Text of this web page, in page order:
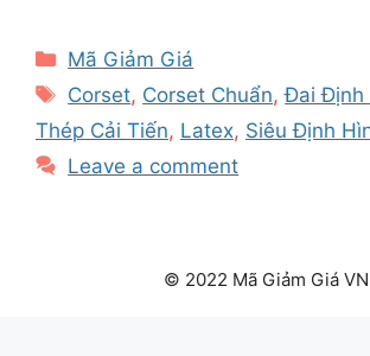
Categories
Mã Giảm Giá
Tags
Corset, Corset Chuẩn,Đai Định
Thép Cải Tiến, Latex, Siêu Định
Leave a comment
© 2022 Mã Giảm Giá VN